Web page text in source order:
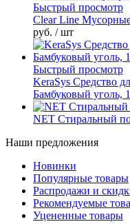
Быстрый просмотр
Clear Line
руб. / шт
Быстрый просмотр
KeraSys Средство
Бамбуковый уголь,
NET Стиральный
Наши предложения
Новинки
Популярные товары
Распродажи и
Рекомендуемые
Уцененные товары